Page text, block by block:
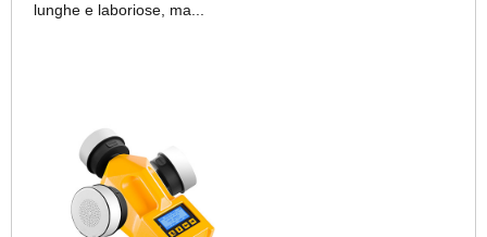
lunghe e laboriose, ma...